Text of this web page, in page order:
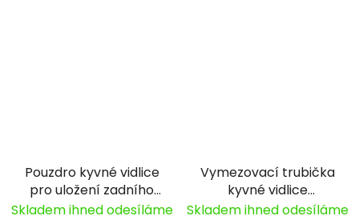
Pouzdro kyvné vidlice
pro uložení zadního
tlumiče pitbike YCF
Skladem ihned odesíláme
Vymezovací trubička
kyvné vidlice
12,5x20x12 pitbike YCF
Skladem ihned odesíláme